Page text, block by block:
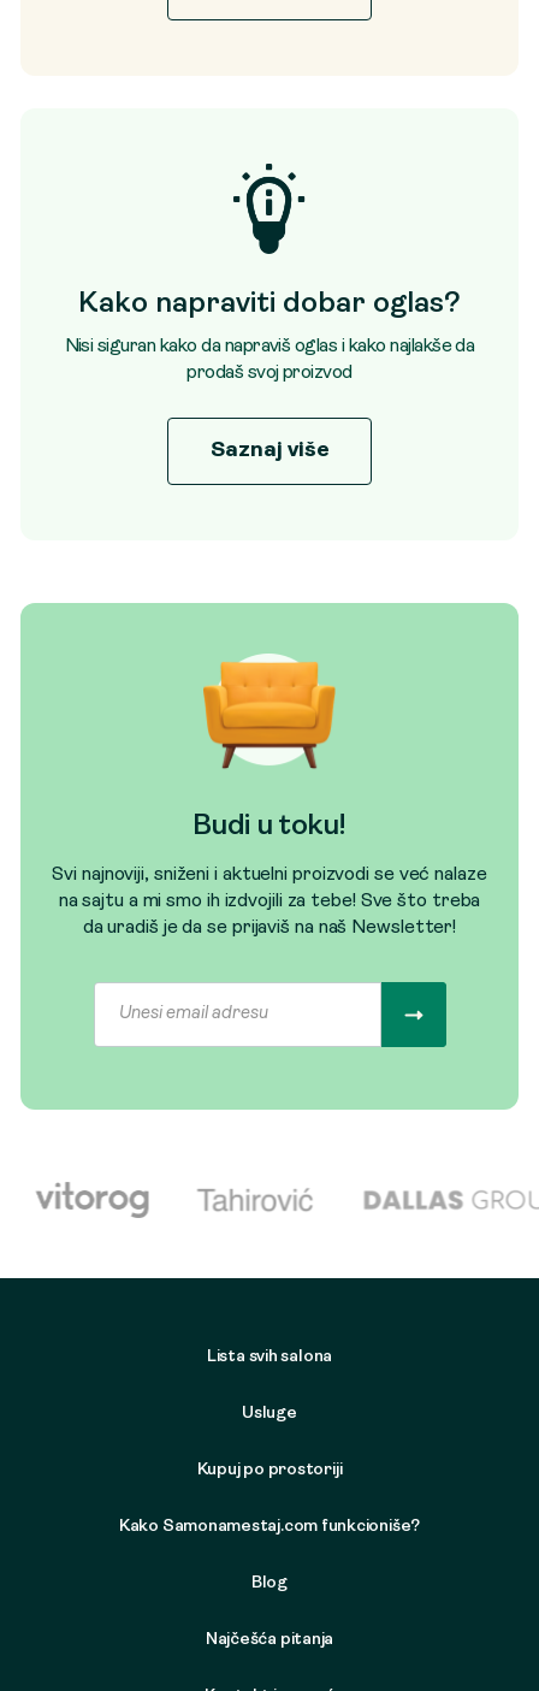
Kako napraviti dobar oglas?
Nisi siguran kako da napraviš oglas i kako najlakše da
prodaš svoj proizvod
Saznaj više
Budi u toku!
Svi najnoviji, sniženi i aktuelni proizvodi se već nalaze
na sajtu a mi smo ih izdvojili za tebe! Sve što treba
da uradiš je da se prijaviš na naš Newsletter!
Lista svih salona
Usluge
Kupuj po prostoriji
Kako Samonamestaj.com funkcioniše?
Blog
Najčešća pitanja